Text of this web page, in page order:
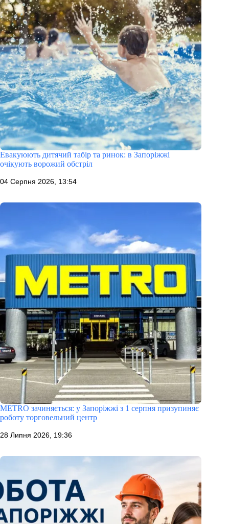
Евакуюють дитячий табір та ринок: в Запоріжжі
очікують ворожий обстріл
04 Серпня 2026, 13:54
METRO зачиняється: у Запоріжжі з 1 серпня призупиняє
роботу торговельний центр
28 Липня 2026, 19:36